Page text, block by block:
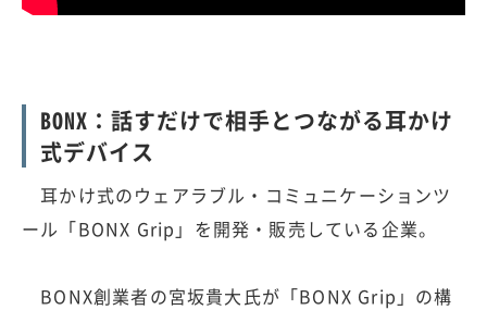
BONX：話すだけで相手とつながる耳かけ
式デバイス
耳かけ式のウェアラブル・コミュニケーションツ
ール「BONX Grip」を開発・販売している企業。
BONX創業者の宮坂貴大氏が「BONX Grip」の構